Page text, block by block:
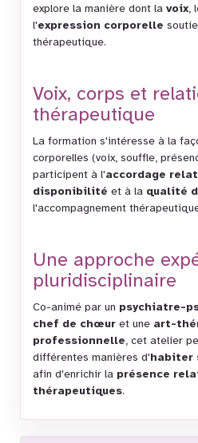
explore la manière dont la voix,
l'expression corporelle
thérapeutique.
Voix, corps et
thérapeutique
La formation s'intéresse à la
corporelles (voix, souffle,
participent à l'accordage
disponibilité et à la qualité
l'accompagnement
Une approche
pluridisciplinaire
Co-animé par un psychiatre-
chef de chœur et une art-
professionnelle, cet atelier
différentes manières d'habiter
afin d'enrichir la présence
thérapeutiques.